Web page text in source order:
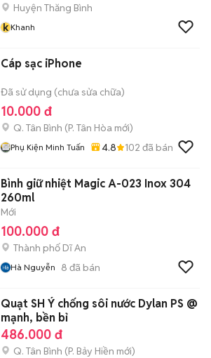
Huyện Thăng Bình
k Khanh
Cáp sạc iPhone
Đã sử dụng (chưa sửa chữa)
10.000 đ
Q. Tân Bình (P. Tân Hòa mới)
Phụ Kiện Minh Tuấn 4.8 102 đã bán
Bình giữ nhiệt Magic A-023 Inox 304
260ml
Mới
100.000 đ
Thành phố Dĩ An
Hà Nguyễn 8 đã bán
Quạt SH Ý chống sôi nước Dylan PS @
mạnh, bền bỉ
486.000 đ
Q. Tân Bình (P. Bảy Hiền mới)